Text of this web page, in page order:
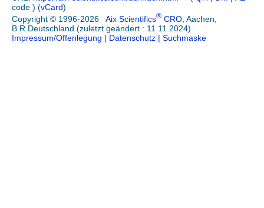
code ) (vCard)
Copyright © 1996-2026 Aix Scientifics® CRO , Aachen,
B.R.Deutschland (zuletzt geändert : 11.11.2024)
Impressum/Offenlegung | Datenschutz | Suchmaske